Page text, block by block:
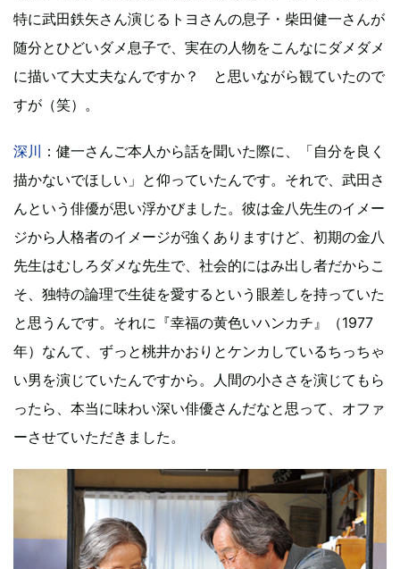
特に武田鉄矢さん演じるトヨさんの息子・柴田健一さんが
随分とひどいダメ息子で、実在の人物をこんなにダメダメ
に描いて大丈夫なんですか？ と思いながら観ていたので
すが（笑）。
深川 ：健一さんご本人から話を聞いた際に、「自分を良く
描かないでほしい」と仰っていたんです。それで、武田さ
んという俳優が思い浮かびました。彼は金八先生のイメー
ジから人格者のイメージが強くありますけど、初期の金八
先生はむしろダメな先生で、社会的にはみ出し者だからこ
そ、独特の論理で生徒を愛するという眼差しを持っていた
と思うんです。それに『幸福の黄色いハンカチ』（1977
年）なんて、ずっと桃井かおりとケンカしているちっちゃ
い男を演じていたんですから。人間の小ささを演じてもら
ったら、本当に味わい深い俳優さんだなと思って、オファ
ーさせていただきました。